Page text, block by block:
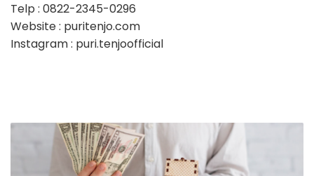
Telp ​: 0822-2345-0296
Website ​: puritenjo.com
Instagram ​: puri.tenjoofficial